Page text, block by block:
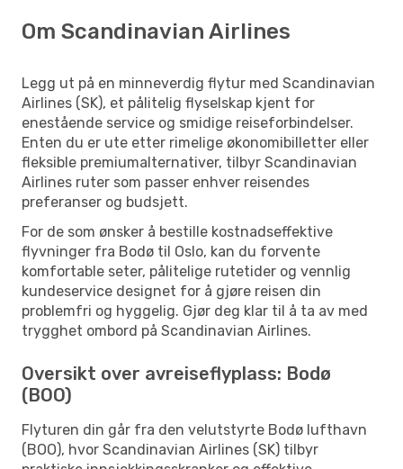
Om Scandinavian Airlines
Legg ut på en minneverdig flytur med Scandinavian
Airlines (SK), et pålitelig flyselskap kjent for
enestående service og smidige reiseforbindelser.
Enten du er ute etter rimelige økonomibilletter eller
fleksible premiumalternativer, tilbyr Scandinavian
Airlines ruter som passer enhver reisendes
preferanser og budsjett.
For de som ønsker å bestille kostnadseffektive
flyvninger fra Bodø til Oslo, kan du forvente
komfortable seter, pålitelige rutetider og vennlig
kundeservice designet for å gjøre reisen din
problemfri og hyggelig. Gjør deg klar til å ta av med
trygghet ombord på Scandinavian Airlines.
Oversikt over avreiseflyplass: Bodø
(BOO)
Flyturen din går fra den velutstyrte Bodø lufthavn
(BOO), hvor Scandinavian Airlines (SK) tilbyr